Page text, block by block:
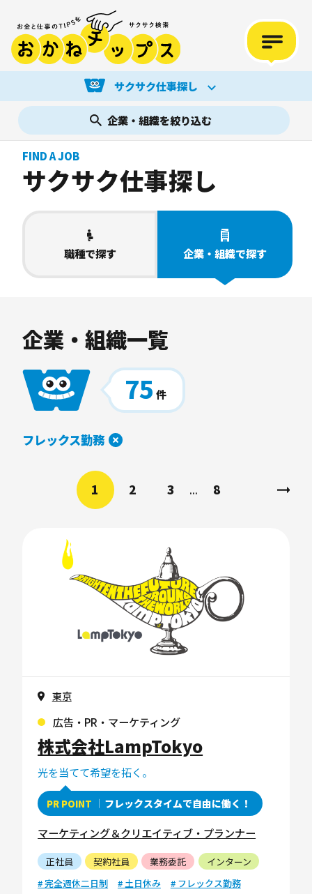
サクサク仕事探し
企業・組織を絞り込む
FIND A JOB
サクサク仕事探し
職種で探す 企業・組織で探す
企業・組織一覧
75 件
フレックス勤務
1 2 3 ... 8
東京
広告・PR・マーケティング
株式会社LampTokyo
光を当てて希望を拓く。
PR POINT フレックスタイムで自由に働く！
マーケティング＆クリエイティブ・プランナー
正社員 契約社員 業務委託
インターン
# 完全週休二日制
# 土日休み
# フレックス勤務